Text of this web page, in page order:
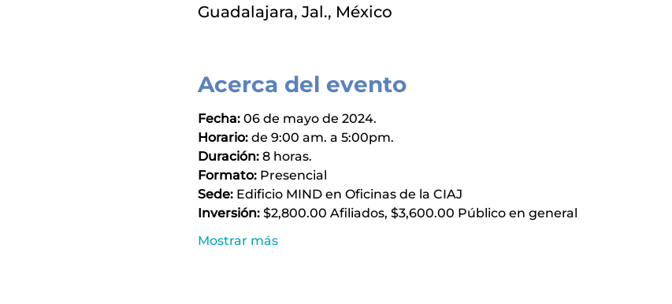
Guadalajara, Jal., México
Acerca del evento
Fecha: 06 de mayo de 2024.
Horario: de 9:00 am. a 5:00pm.
Duración: 8 horas.
Formato: Presencial
Sede: Edificio MIND en Oficinas de la CIAJ
Inversión: $2,800.00 Afiliados, $3,600.00 Público en general
Mostrar más